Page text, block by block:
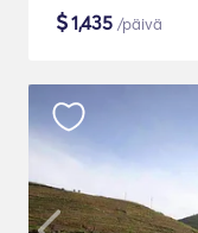
$1,435 /päivä